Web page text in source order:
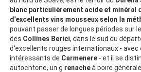
blanc particulièrement acide et minéral
d'excellents vins mousseux selon la
pouvant passer de longues périodes sur
des Collines Berici, dans le sud du
d'excellents rouges internationaux -
intéressants de Carmenere - et il se
autochtone, un g renacheà boire